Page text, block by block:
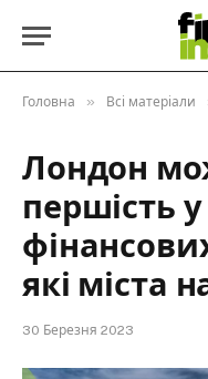
Головна » Всі матеріали
Лондон
першість
які міста
30 Березня 2023